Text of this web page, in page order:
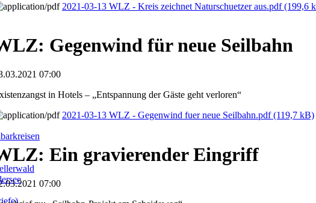
2021-03-13 WLZ - Kreis zeichnet Naturschuetzer aus.pdf(199,6
Gegenwind für neue Seilbahn
07:00
in Hotels – „Entspannung der Gäste geht verloren“
2021-03-13 WLZ - Gegenwind fuer neue Seilbahn.pdf(119,7 kB)
Ein gravierender Eingriff
07:00